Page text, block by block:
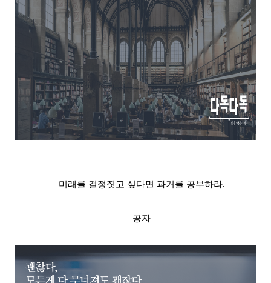
미래를 결정짓고 싶다면 과거를 공부하라.
공자